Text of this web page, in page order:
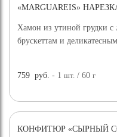
«MARGUAREIS»
Хамон из утиной грудки
брускеттам и
759 руб. - 1шт. / 60г
КОНФИТЮР «СЫРНЫЙ